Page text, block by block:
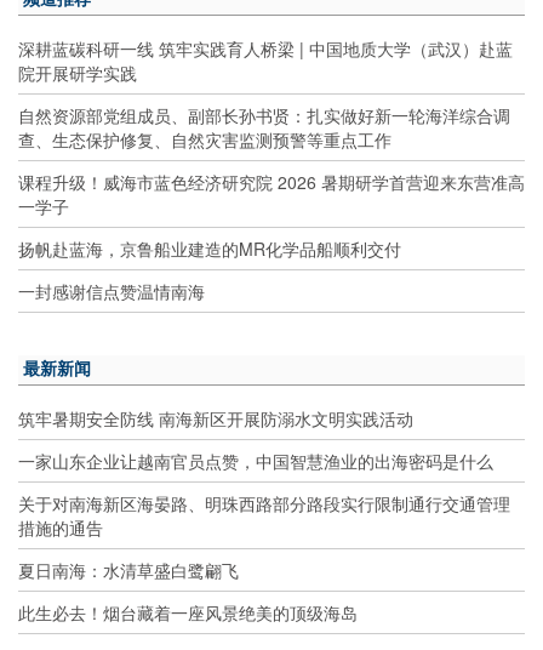
深耕蓝碳科研一线 筑牢实践育人桥梁 | 中国地质大学（武汉）赴蓝
院开展研学实践
自然资源部党组成员、副部长孙书贤：扎实做好新一轮海洋综合调
查、生态保护修复、自然灾害监测预警等重点工作
课程升级！威海市蓝色经济研究院 2026 暑期研学首营迎来东营准高
一学子
扬帆赴蓝海，京鲁船业建造的MR化学品船顺利交付
一封感谢信点赞温情南海
最新新闻
筑牢暑期安全防线 南海新区开展防溺水文明实践活动
一家山东企业让越南官员点赞，中国智慧渔业的出海密码是什么
关于对南海新区海晏路、明珠西路部分路段实行限制通行交通管理
措施的通告
夏日南海：水清草盛白鹭翩飞
此生必去！烟台藏着一座风景绝美的顶级海岛